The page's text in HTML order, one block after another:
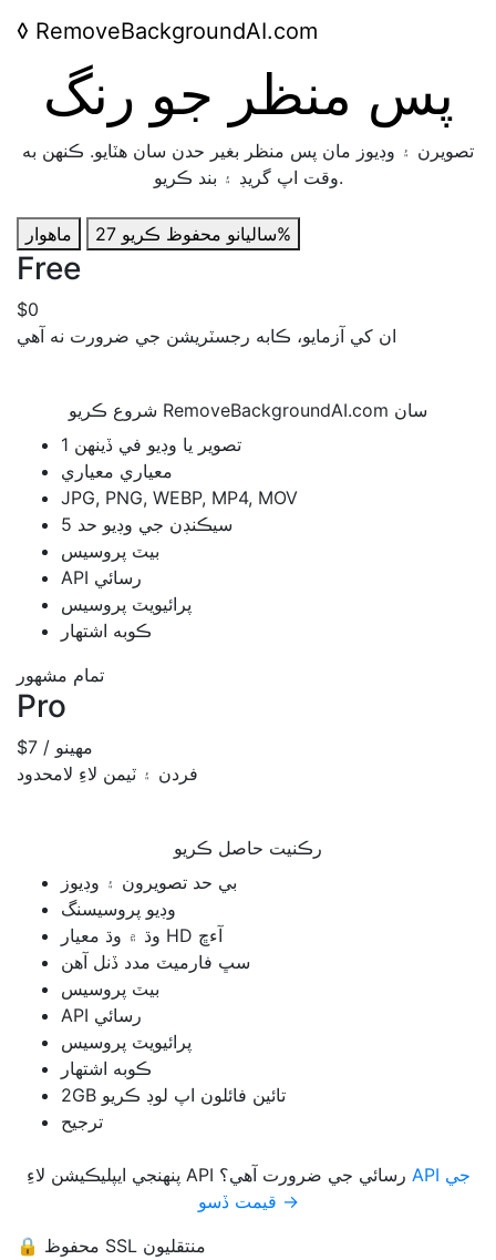
◊ RemoveBackgroundAI.com
پس منظر جو رنگ
تصويرن ۽ وڊيوز مان پس منظر بغير حدن سان هٽايو. ڪنهن به
وقت اپ گريڊ ۽ بند ڪريو.
ماھوار ساليانومحفوظ ڪريو 27%
Free
$0
ان کي آزمايو، ڪابه رجسٽريشن جي ضرورت نه آھي
شروع ڪريو RemoveBackgroundAI.com سان
1 تصوير يا وڊيو في ڏينھن
معياري معياري
JPG, PNG, WEBP, MP4, MOV
5 سيڪنڊن جي وڊيو حد
بيٽ پروسيس
API رسائي
پرائيويٽ پروسيس
ڪوبه اشتهار
تمام مشهور
Pro
$7
/ مهينو
فردن ۽ ٽيمن لاءِ لامحدود
رڪنيت حاصل ڪريو
بي حد تصويرون ۽ وڊيوز
وڊيو پروسيسنگ
وڌ ۾ وڌ معيار HD آءڇ
سڀ فارميٽ مدد ڏنل آھن
بيٽ پروسيس
API رسائي
پرائيويٽ پروسيس
ڪوبه اشتهار
2GB تائين فائلون اپ لوڊ ڪريو
ترجيح
API جي
قيمت ڏسو →
🔒
محفوظ SSL منتقليون